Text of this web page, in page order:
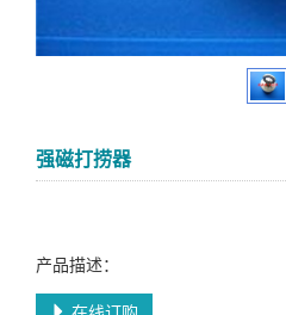
强磁打捞器
产品描述：